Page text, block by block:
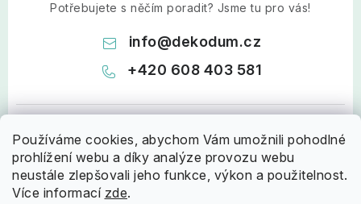
Používáme cookies, abychom Vám umožnili pohodlné
prohlížení webu a díky analýze provozu webu
neustále zlepšovali jeho funkce, výkon a použitelnost.
Více informací zde.
Potřebujete s něčím poradit? Jsme tu pro vás!
info@dekodum.cz
+420 608 403 581